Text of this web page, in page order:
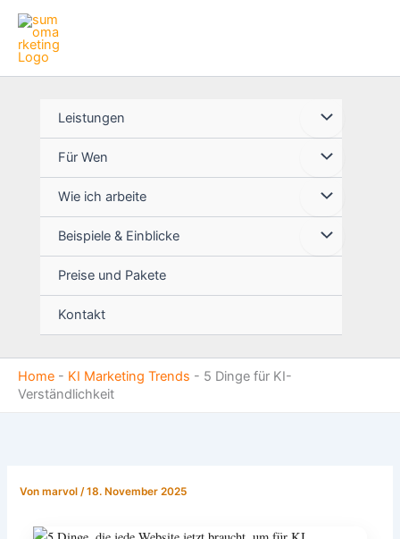
Zum
Inhalt
springen
Leistungen
Für Wen
Wie ich arbeite
Beispiele & Einblicke
Preise und Pakete
Kontakt
Home - KI Marketing Trends - 5 Dinge für KI-
Verständlichkeit
Vonmarvol/18. November 2025